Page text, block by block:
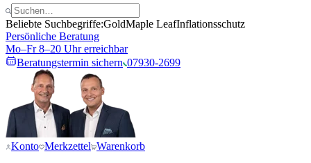
Beliebte Suchbegriffe:GoldMaple LeafInflationsschutz
Persönliche Beratung
Mo–Fr 8–20 Uhr erreichbar
Beratungstermin sichern 07930-2699
Konto Merkzettel Warenkorb